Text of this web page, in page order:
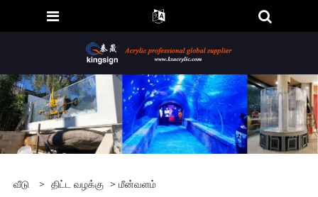
வீடு > திட்ட வழக்கு > மீன்வளம்